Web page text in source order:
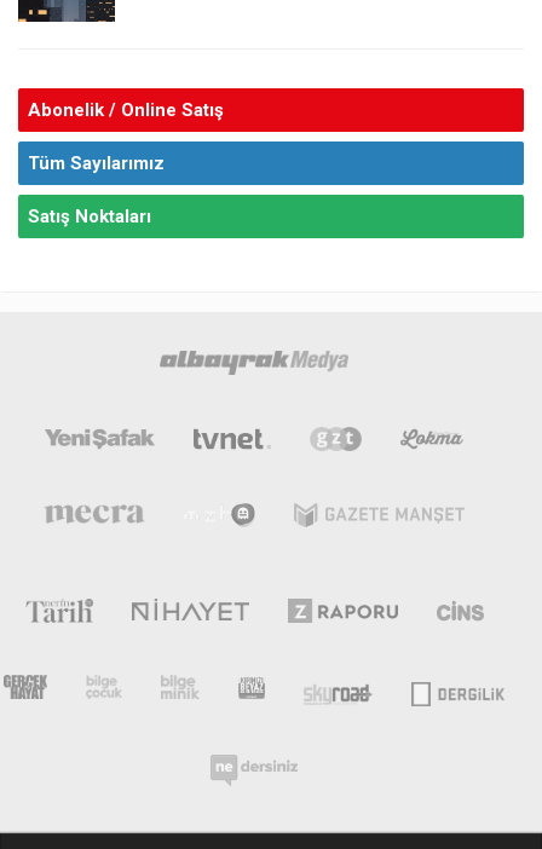
Abonelik / Online Satış
Tüm Sayılarımız
Satış Noktaları